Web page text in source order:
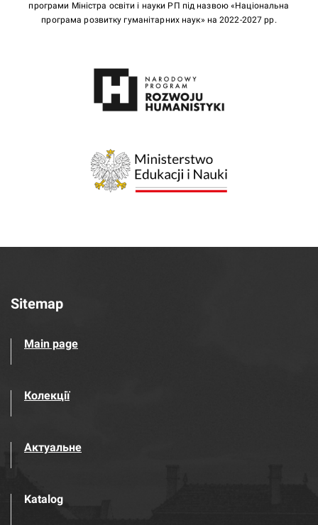
програми Міністра освіти і науки РП під назвою «Національна
програма розвитку гуманітарних наук» на 2022-2027 рр.
Sitemap
Main page
Колекції
Актуальне
Katalog